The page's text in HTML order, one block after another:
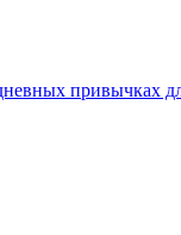
привычках